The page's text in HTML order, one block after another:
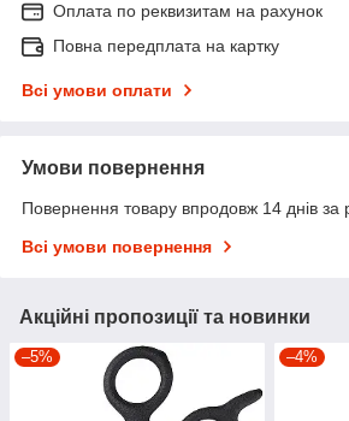
Оплата по реквизитам на рахунок
Повна передплата на картку
Всі умови оплати
Умови повернення
Повернення товару впродовж 14 днів за
Всі умови повернення
Акційні пропозиції та новинки
–5% –4%